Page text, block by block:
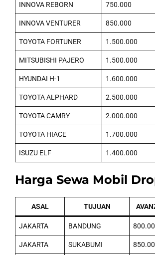
INNOVA REBORN 750.000
INNOVA VENTURER 850.000
TOYOTA FORTUNER 1.500.000
MITSUBISHI PAJERO 1.500.000
HYUNDAI H-1 1.600.000
TOYOTA ALPHARD 2.500.000
TOYOTA CAMRY 2.000.000
TOYOTA HIACE 1.700.000
ISUZU ELF 1.400.000
Harga Sewa Mobil
ASAL TUJUAN
JAKARTA BANDUNG
JAKARTA SUKABUMI